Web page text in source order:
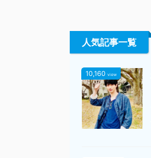
人気記事一覧
10,160 view